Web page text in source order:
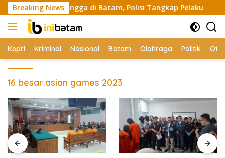
Skip
to
content
Breaking News
ke Tetangga di Batam, Polisi Tangkap Pelaku
Kepri Kriminal Nasional Batam Olahraga Politik
16 besar asian games 2023